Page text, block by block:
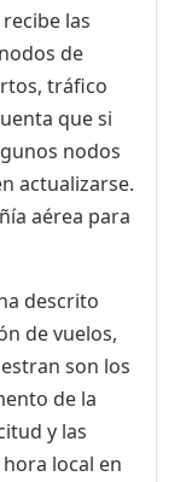
las
de
tráfico
que si
nodos
actualizarse.
aérea para
descrito
de vuelos,
son los
de la
y las
local en